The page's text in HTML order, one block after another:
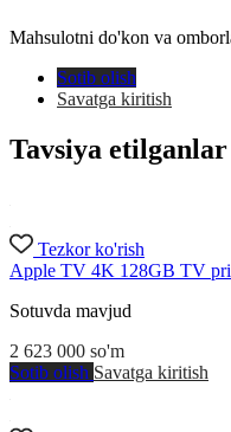
Mahsulotni do'kon va
Sotib olish
Savatga kiritish
Tavsiya etilganlar
Tezkor ko'rish
Apple TV 4K 128GB TV
Sotuvda mavjud
2 623 000 so'm
Sotib olish Savatga kiritish